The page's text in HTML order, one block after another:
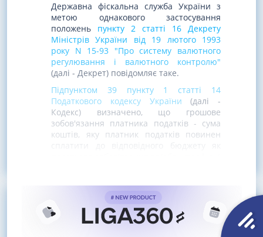
Державна фіскальна служба України з
метою однакового застосування
положень пункту 2 статті 16 Декрету
Міністрів України від 19 лютого 1993
року N 15-93 "Про систему валютного
регулювання і валютного контролю"
(далі - Декрет) повідомляє таке.
Підпунктом 39 пункту 1 статті 14
Податкового кодексу України (далі -
Кодекс) визначено, що грошове
зобов'язання платника податків - сума
коштів, яку платник податків повинен